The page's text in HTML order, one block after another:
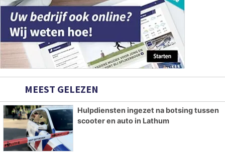
MEEST GELEZEN
Hulpdiensten ingezet na botsing tussen
scooter en auto in Lathum